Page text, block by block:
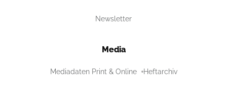
Newsletter
Media
Mediadaten Print & Online Heftarchiv